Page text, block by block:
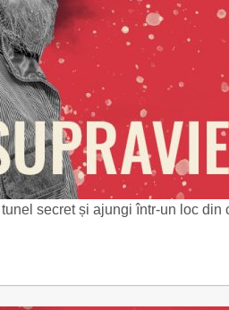
secret și ajungi într-un loc